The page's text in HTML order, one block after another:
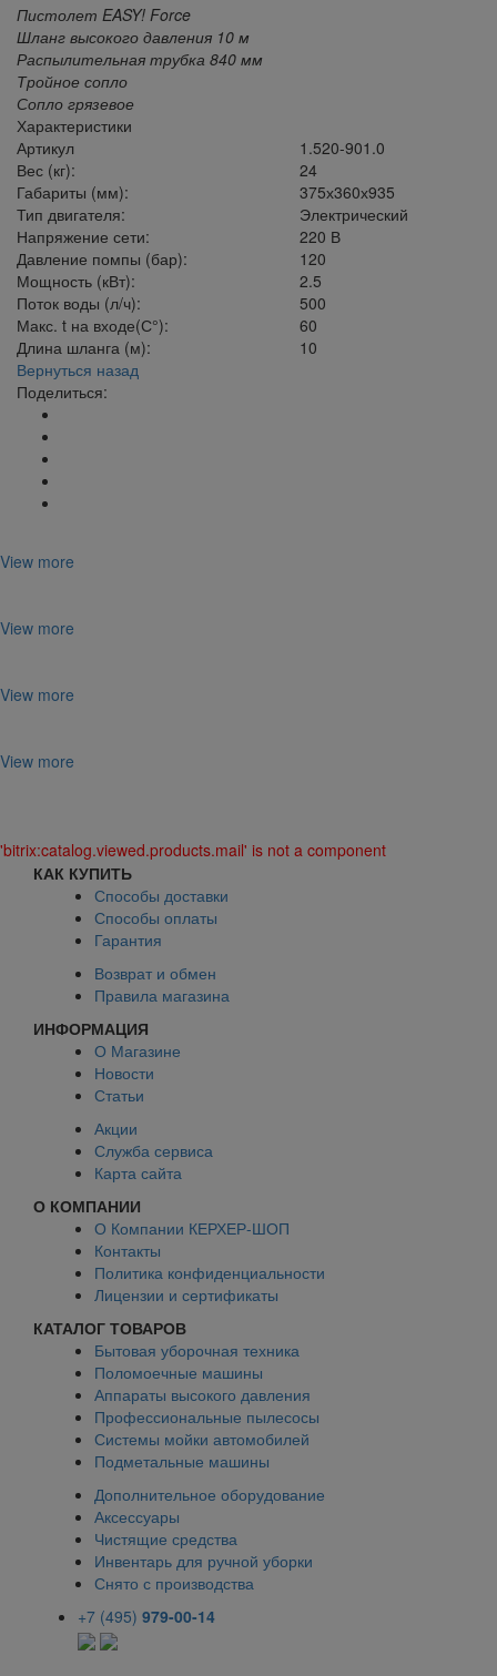
Пистолет EASY! Force
Шланг высокого давления 10 м
Распылительная трубка 840 мм
Тройное сопло
Сопло грязевое
Характеристики
Артикул
1.520-901.0
Вес (кг):
24
Габариты (мм):
375х360х935
Тип двигателя:
Электрический
Напряжение сети:
220 В
Давление помпы (бар):
120
Мощность (кВт):
2.5
Поток воды (л/ч):
500
Макс. t на входе(С°):
60
Длина шланга (м):
10
Вернуться назад
Поделиться:
View more
View more
View more
View more
'bitrix:catalog.viewed.products.mail' is not a component
КАК КУПИТЬ
Способы доставки
Способы оплаты
Гарантия
Возврат и обмен
Правила магазина
ИНФОРМАЦИЯ
О Магазине
Новости
Статьи
Акции
Служба сервиса
Карта сайта
О КОМПАНИИ
О Компании КЕРХЕР-ШОП
Контакты
Политика конфиденциальности
Лицензии и сертификаты
КАТАЛОГ ТОВАРОВ
Бытовая уборочная техника
Поломоечные машины
Аппараты высокого давления
Профессиональные пылесосы
Системы мойки автомобилей
Подметальные машины
Дополнительное оборудование
Аксессуары
Чистящие средства
Инвентарь для ручной уборки
Снято с производства
+7 (495) 979-00-14